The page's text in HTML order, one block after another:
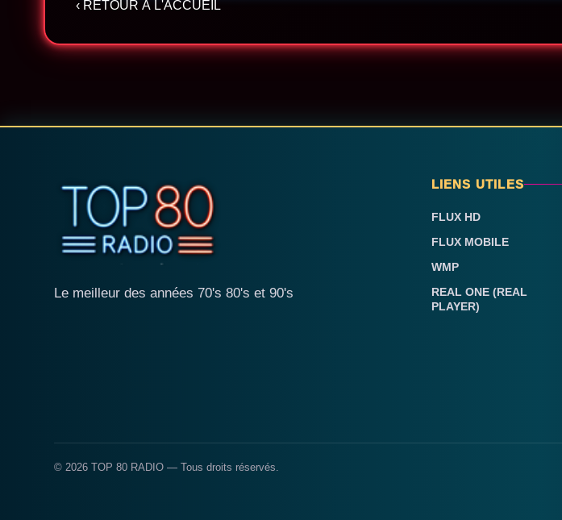
‹ RETOUR À L'ACCUEIL
Le meilleur des années 70's 80's et 90's
LIENS UTILES
FLUX HD
FLUX MOBILE
WMP
REAL ONE (REAL
PLAYER)
© 2026 TOP 80 RADIO — Tous droits réservés.